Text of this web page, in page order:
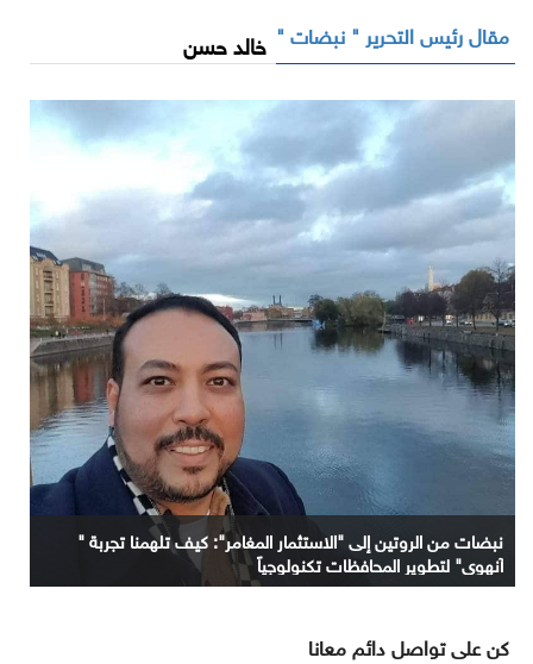
مقال رئيس التحرير " نبضات " خالد حسن
نبضات من الروتين إلى "الاستثمار المغامر": كيف تلهمنا تجربة "
آنهوي" لتطوير المحافظات تكنولوجياً
كن على تواصل دائم معانا